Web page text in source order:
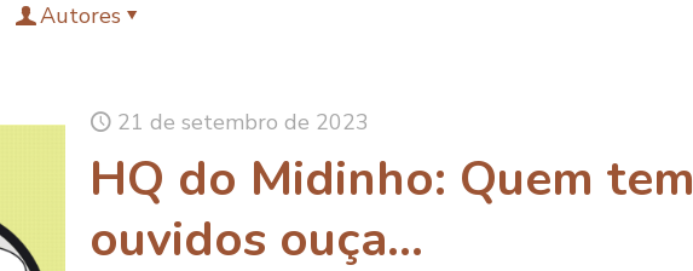
Autores
21 de setembro de 2023
HQ do Midinho: Quem tem
ouvidos ouça…